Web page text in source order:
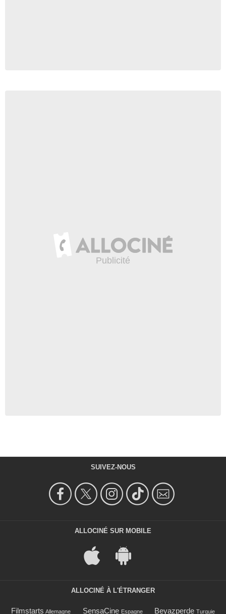
SUIVEZ-NOUS
ALLOCINÉ SUR MOBILE
ALLOCINÉ À L'ÉTRANGER
Filmstarts Allemagne SensaCine Espagne Beyazperde Turquie